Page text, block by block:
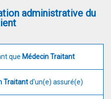
administrative du
que Médecin Traitant
Traitantd'un(e) assuré(e)